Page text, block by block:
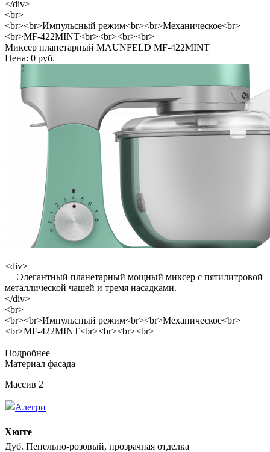
</div>
<br>
<br><br>Импульсный режим<br><br>Механическое<br>
<br>MF-422MINT<br><br><br><br>
Миксер планетарный MAUNFELD MF-422MINT
Цена: 0 руб.
<div>
Элегантный планетарный мощный миксер с пятилитровой
металлической чашей и тремя насадками.
</div>
<br>
<br><br>Импульсный режим<br><br>Механическое<br>
<br>MF-422MINT<br><br><br><br>
Подробнее
Материал фасада
Массив 2
Хюгге
Дуб. Пепельно-розовый, прозрачная отделка